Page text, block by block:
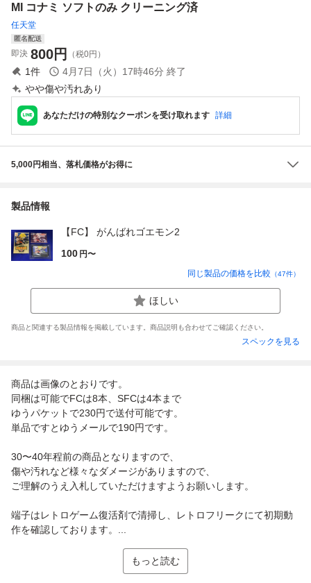
MI コナミ ソフトのみ クリーニング済
任天堂
匿名配送
即決 800円 （税0円）
1件 4月7日（火）17時46分 終了
やや傷や汚れあり
あなただけの特別なクーポンを受け取れます 詳細
5,000円相当、落札価格がお得に
製品情報
【FC】 がんばれゴエモン2
100 円〜
同じ製品の価格を比較 （47件）
ほしい
商品と関連する製品情報を掲載しています。商品説明も合わせてご確認ください。
スペックを見る
商品は画像のとおりです。
同梱は可能でFCは8本、SFCは4本まで
ゆうパケットで230円で送付可能です。
単品ですとゆうメールで190円です。
30〜40年程前の商品となりますので、
傷や汚れなど様々なダメージがありますので、
ご理解のうえ入札していただけますようお願いします。
端子はレトロゲーム復活剤で清掃し、レトロフリークにて初期動
作を確認しております。...
もっと読む